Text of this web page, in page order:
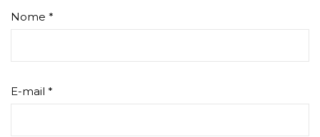
Nome *
E-mail *